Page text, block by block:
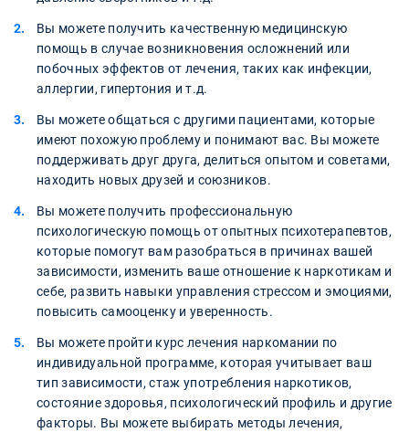
Вы можете получить качественную медицинскую
помощь в случае возникновения осложнений или
побочных эффектов от лечения, таких как инфекции,
аллергии, гипертония и т.д.
Вы можете общаться с другими пациентами, которые
имеют похожую проблему и понимают вас. Вы можете
поддерживать друг друга, делиться опытом и советами,
находить новых друзей и союзников.
Вы можете получить профессиональную
психологическую помощь от опытных психотерапевтов,
которые помогут вам разобраться в причинах вашей
зависимости, изменить ваше отношение к наркотикам и
себе, развить навыки управления стрессом и эмоциями,
повысить самооценку и уверенность.
Вы можете пройти курс лечения наркомании по
индивидуальной программе, которая учитывает ваш
тип зависимости, стаж употребления наркотиков,
состояние здоровья, психологический профиль и другие
факторы. Вы можете выбирать методы лечения,